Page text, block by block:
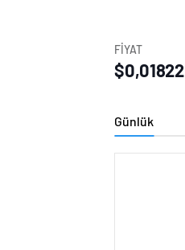
FİYAT
$0,01822
Günlük